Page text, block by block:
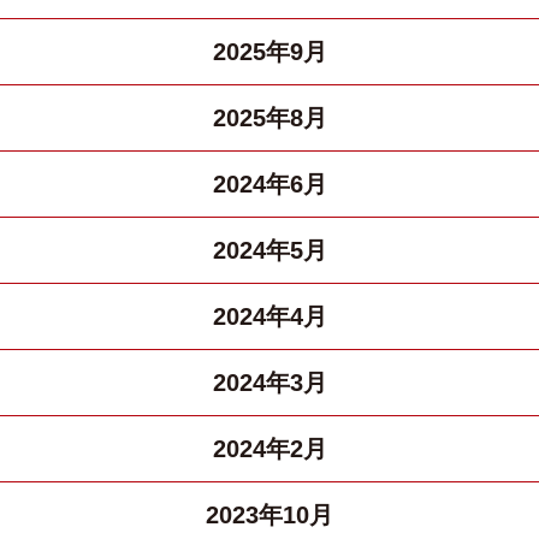
2025年9月
2025年8月
2024年6月
2024年5月
2024年4月
2024年3月
2024年2月
2023年10月